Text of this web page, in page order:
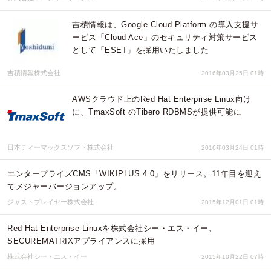
吉積情報は、Google Cloud Platform の導入支援サ
ービス「Cloud Ace」のセキュリティ対策サービス
として「ESET」を採用いたしました
吉積情報株式会社 2016年03月25日 01時
AWSクラウド上のRed Hat Enterprise Linux向け
に、TmaxSoft のTibero RDBMSが提供可能に
日本ティーマックスソフト株式会社 2016年03月24日 01時
エンタープライズCMS「WIKIPLUS 4.0」をリリース。11年目を迎え
てメジャーバージョンアップ。
ジャストプレイヤー株式会社 2015年12月01日 01時
Red Hat Enterprise Linuxを株式会社シー・エス・イー、
SECUREMATRIXアプライアンスに採用
株式会社シー・エス・イー 2015年10月22日 07時